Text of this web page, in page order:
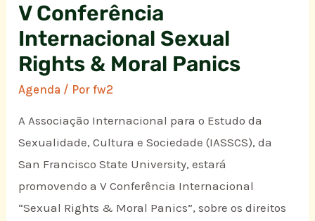
V Conferência
Internacional Sexual
Rights & Moral Panics
Agenda / Porfw2
A Associação Internacional para o Estudo da
Sexualidade, Cultura e Sociedade (IASSCS), da
San Francisco State University, estará
promovendo a V Conferência Internacional
“Sexual Rights & Moral Panics”, sobre os direitos